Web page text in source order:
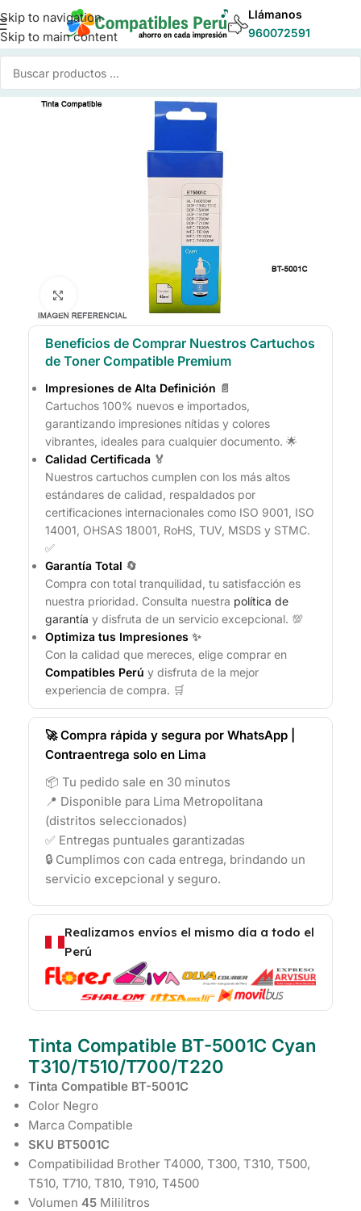
Skip to navigation
Skip to main content
Llámanos
960072591
Inicio/Tinta para Impresoras/Tinta Compatible Brother
Click to enlarge
Beneficios de Comprar Nuestros Cartuchos
de Toner Compatible Premium
Impresiones de Alta Definición 📄
Cartuchos 100% nuevos e importados,
garantizando impresiones nítidas y colores
vibrantes, ideales para cualquier documento. 🌟
Calidad Certificada 🏅
Nuestros cartuchos cumplen con los más altos
estándares de calidad, respaldados por
certificaciones internacionales como ISO 9001, ISO
14001, OHSAS 18001, RoHS, TUV, MSDS y STMC.
✅
Garantía Total 🔄
Compra con total tranquilidad, tu satisfacción es
nuestra prioridad. Consulta nuestra política de
garantía y disfruta de un servicio excepcional. 💯
Optimiza tus Impresiones ✨
Con la calidad que mereces, elige comprar en
Compatibles Perú y disfruta de la mejor
experiencia de compra. 🛒
🚀 Compra rápida y segura por WhatsApp |
Contraentrega solo en Lima
📦 Tu pedido sale en 30 minutos
📍 Disponible para Lima Metropolitana
(distritos seleccionados)
✅ Entregas puntuales garantizadas
🔒 Cumplimos con cada entrega, brindando un
servicio excepcional y seguro.
Realizamos envíos el mismo día a todo el
Perú
Tinta Compatible BT-5001C Cyan
T310/T510/T700/T220
Tinta Compatible BT-5001C
Color Negro
Marca Compatible
SKU BT5001C
Compatibilidad Brother T4000, T300, T310, T500,
T510, T710, T810, T910, T4500
Volumen 45 Mililitros